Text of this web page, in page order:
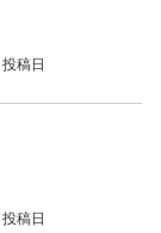
投稿日
投稿日